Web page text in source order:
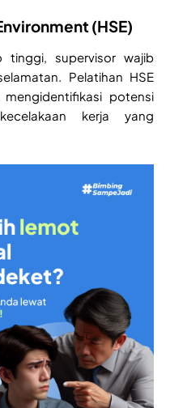
(HSE)
tinggi, supervisor wajib
Pelatihan HSE
potensi
kerja yang